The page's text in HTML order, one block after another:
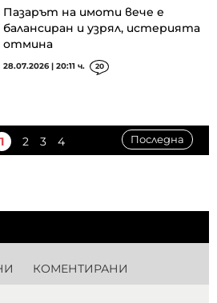
Пазарът на имоти вече е
балансиран и узрял, истерията
отмина
28.07.2026 | 20:11 ч. 20
1 2 3 4 Последна
КОМЕНТИРАНИ